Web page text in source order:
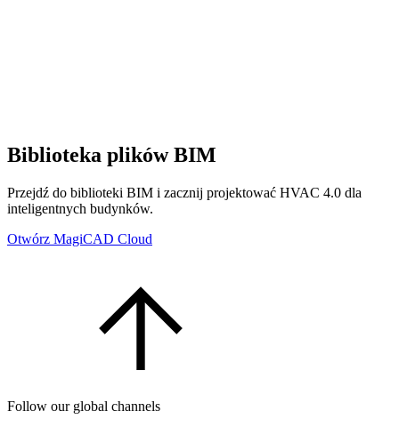
Biblioteka plików BIM
Przejdź do biblioteki BIM i zacznij projektować HVAC 4.0 dla
inteligentnych budynków.
Otwórz MagiCAD Cloud
Follow our global channels